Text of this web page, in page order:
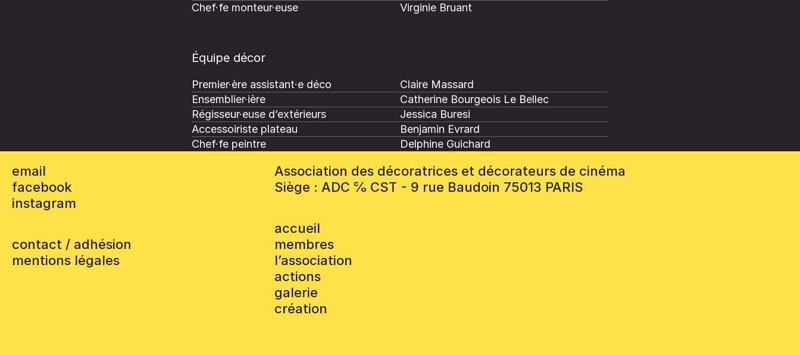
Chef·fe monteur·euse
Virginie Bruant
Équipe décor
Premier·ère assistant·e déco
Claire Massard
Ensemblier·ière
Catherine Bourgeois Le Bellec
Régisseur·euse d’extérieurs
Jessica Buresi
Accessoiriste plateau
Benjamin Evrard
Chef·fe peintre
Delphine Guichard
email
facebook
instagram
contact / adhésion
mentions légales
Association des décoratrices et décorateurs de cinéma
Siège : ADC ℅ CST - 9 rue Baudoin 75013 PARIS
accueil
membres
l’association
actions
galerie
création